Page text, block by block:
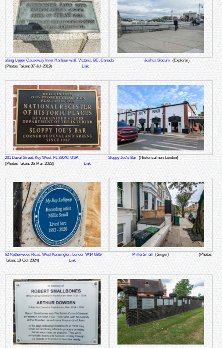
along Upper Causeway Inner Harbour wall, Victoria, BC, Canada Joshua Slocum (Explorer)
(Photos Taken: 07-Jul-2019)
Link
201 Duval Street, Key West, FL 33040, USA Sloppy Joe's Bar (Historical non-London)
(Photos Taken: 05-Mar-2023)
Link
62 Netherwood Road, West Kensington, London W14 0BG Millie Small (Singer)
(Photos
Taken: 10-Oct-2024)
Link